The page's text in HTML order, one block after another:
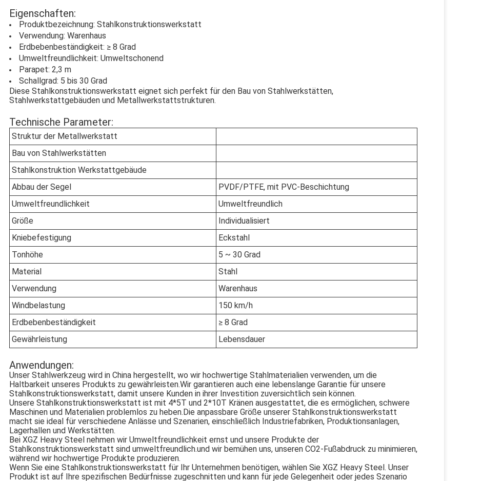
Eigenschaften:
Produktbezeichnung: Stahlkonstruktionswerkstatt
Verwendung: Warenhaus
Erdbebenbeständigkeit: ≥ 8 Grad
Umweltfreundlichkeit: Umweltschonend
Parapet: 2,3 m
Schallgrad: 5 bis 30 Grad
Diese Stahlkonstruktionswerkstatt eignet sich perfekt für den Bau von Stahlwerkstätten,
Stahlwerkstattgebäuden und Metallwerkstattstrukturen.
Technische Parameter:
Struktur der Metallwerkstatt
Bau von Stahlwerkstätten
Stahlkonstruktion Werkstattgebäude
Abbau der Segel
PVDF/PTFE, mit PVC-Beschichtung
Umweltfreundlichkeit
Umweltfreundlich
Größe
Individualisiert
Kniebefestigung
Eckstahl
Tonhöhe
5 ~ 30 Grad
Material
Stahl
Verwendung
Warenhaus
Windbelastung
150 km/h
Erdbebenbeständigkeit
≥ 8 Grad
Gewährleistung
Lebensdauer
Anwendungen:
Unser Stahlwerkzeug wird in China hergestellt, wo wir hochwertige Stahlmaterialien verwenden, um die
Haltbarkeit unseres Produkts zu gewährleisten.Wir garantieren auch eine lebenslange Garantie für unsere
Stahlkonstruktionswerkstatt, damit unsere Kunden in ihrer Investition zuversichtlich sein können.
Unsere Stahlkonstruktionswerkstatt ist mit 4*5T und 2*10T Kränen ausgestattet, die es ermöglichen, schwere
Maschinen und Materialien problemlos zu heben.Die anpassbare Größe unserer Stahlkonstruktionswerkstatt
macht sie ideal für verschiedene Anlässe und Szenarien, einschließlich Industriefabriken, Produktionsanlagen,
Lagerhallen und Werkstätten.
Bei XGZ Heavy Steel nehmen wir Umweltfreundlichkeit ernst und unsere Produkte der
Stahlkonstruktionswerkstatt sind umweltfreundlich.und wir bemühen uns, unseren CO2-Fußabdruck zu minimieren,
während wir hochwertige Produkte produzieren.
Wenn Sie eine Stahlkonstruktionswerkstatt für Ihr Unternehmen benötigen, wählen Sie XGZ Heavy Steel. Unser
Produkt ist auf Ihre spezifischen Bedürfnisse zugeschnitten und kann für jede Gelegenheit oder jedes Szenario